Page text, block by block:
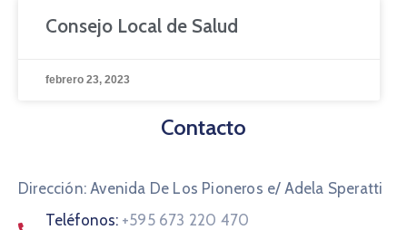
Consejo Local de Salud
febrero 23, 2023
Contacto
Dirección: Avenida De Los Pioneros e/ Adela Speratti
Teléfonos: +595 673 220 470